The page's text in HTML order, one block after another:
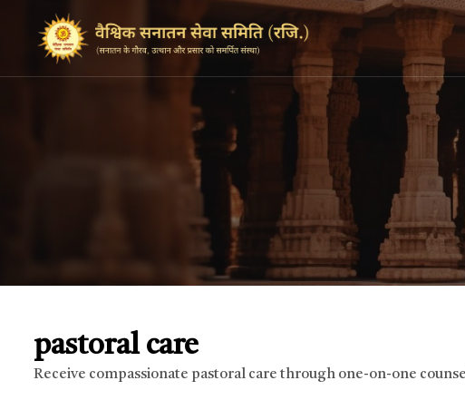
pastoral care
Receive compassionate pastoral care through one-on-one